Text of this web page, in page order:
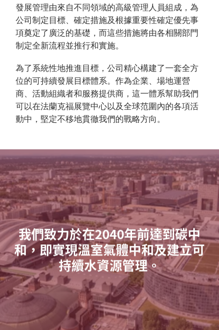
發展管理由來自不同領域的高級管理人員組成，為
公司制定目標、確定措施及根據重要性確定優先事
項奠定了廣泛的基礎，而這些措施將由各相關部門
制定全新流程並推行和實施。
為了系統性地推進目標，公司精心構建了一套全方
位的可持續發展目標體系。作為企業、場地運營
商、活動組織者和服務提供商，這一體系幫助我們
可以在法蘭克福展覽中心以及全球范圍內的各項活
動中，堅定不移地貫徹我們的戰略方向。
我們致力於在2040年前達到碳中
和，即實現溫室氣體中和及建立可
持續水資源管理。